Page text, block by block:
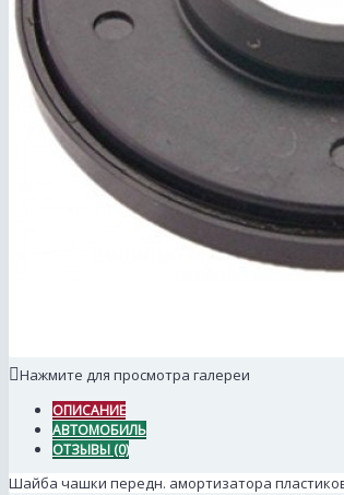
Нажмите для просмотра галереи
ОПИСАНИЕ
АВТОМОБИЛЬ
ОТЗЫВЫ (0)
Шайба чашки передн. амортизатора